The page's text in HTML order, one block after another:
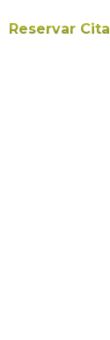
Reservar Cita